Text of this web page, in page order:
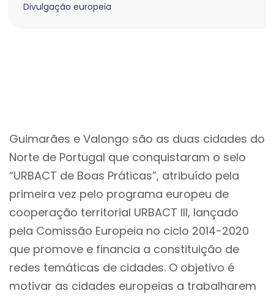
Divulgação europeia
Guimarães e Valongo são as duas cidades do
Norte de Portugal que conquistaram o selo
“URBACT de Boas Práticas”, atribuído pela
primeira vez pelo programa europeu de
cooperação territorial URBACT III, lançado
pela Comissão Europeia no ciclo 2014-2020
que promove e financia a constituição de
redes temáticas de cidades. O objetivo é
motivar as cidades europeias a trabalharem